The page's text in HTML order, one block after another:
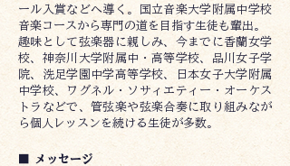
ール入賞などへ導く。国立音楽大学附属中学校
音楽コースから専門の道を目指す生徒も輩出。
趣味として弦楽器に親しみ、今までに香蘭女学
校、神奈川大学附属中・高等学校、品川女子学
院、洗足学園中学高等学校、日本女子大学附属
中学校、ワグネル・ソサィエティー・オーケス
トラなどで、管弦楽や弦楽合奏に取り組みなが
ら個人レッスンを続ける生徒が多数。
■ メッセージ